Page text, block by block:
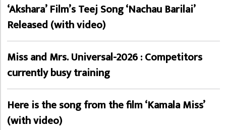
‘Akshara’ Film’s Teej Song ‘Nachau Barilai’
Released (with video)
Miss and Mrs. Universal-2026 : Competitors
currently busy training
Here is the song from the film ‘Kamala Miss’
(with video)